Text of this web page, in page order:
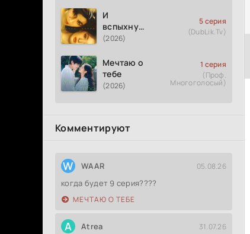
И
вспыхнуло
пламя
(2026)
5 серия
(DubLik.Tv)
Мечтаю о
тебе
(2026)
1 серия
(Проф.
Многоголосый)
Комментируют
W WAAR 05.08.26
когда будет 9 серия????
МЕЧТАЮ О ТЕБЕ
A Atrea 31.07.26